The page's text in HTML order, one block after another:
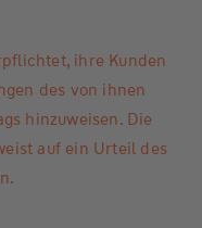
ihre Kunden
des von ihnen
hinzuweisen. Die
auf ein Urteil des